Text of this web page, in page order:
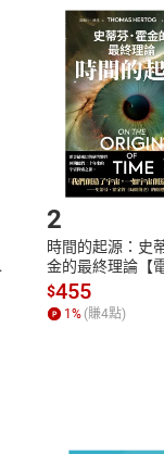
書，不得請求退貨
訂單或辦理退貨
的申請進行審核
以整筆訂單為單
放入
始使用？
讀載具
2
時間的起源：史
金的最終理論【
$455
1 % (賺4點)